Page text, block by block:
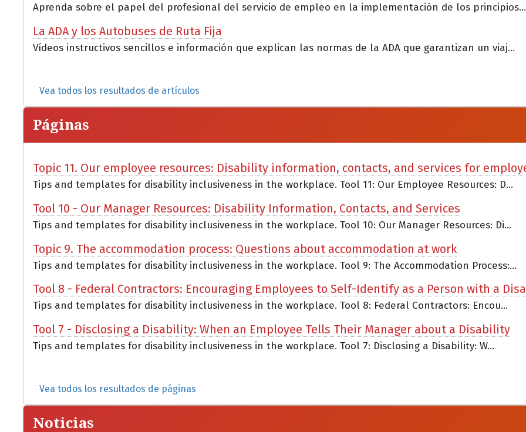
Aprenda sobre el papel del profesional del servicio de empleo en la implementación de los principios...
La ADA y los Autobuses de Ruta Fija
Vídeos instructivos sencillos e información que explican las normas de la ADA que garantizan un viaj...
Vea todos los resultados de artículos
Páginas
Topic 11. Our employee resources: Disability information, contacts, and services for
Tips and templates for disability inclusiveness in the workplace. Tool 11: Our Employee Resources: D...
Tool 10 - Our Manager Resources: Disability Information, Contacts, and Services
Tips and templates for disability inclusiveness in the workplace. Tool 10: Our Manager Resources: Di...
Topic 9. The accommodation process: Questions about accommodation at work
Tips and templates for disability inclusiveness in the workplace. Tool 9: The Accommodation Process:...
Tool 8 - Federal Contractors: Encouraging Employees to Self-Identify as a Person with a
Tips and templates for disability inclusiveness in the workplace. Tool 8: Federal Contractors: Encou...
Tool 7 - Disclosing a Disability: When an Employee Tells Their Manager about a Disability
Tips and templates for disability inclusiveness in the workplace. Tool 7: Disclosing a Disability: W...
Vea todos los resultados de páginas
Noticias